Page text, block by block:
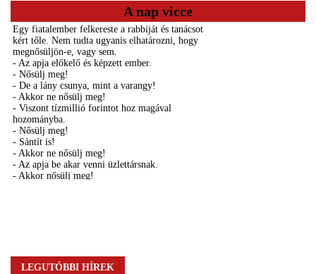
A nap vicce
LEGUTÓBBI HÍREK